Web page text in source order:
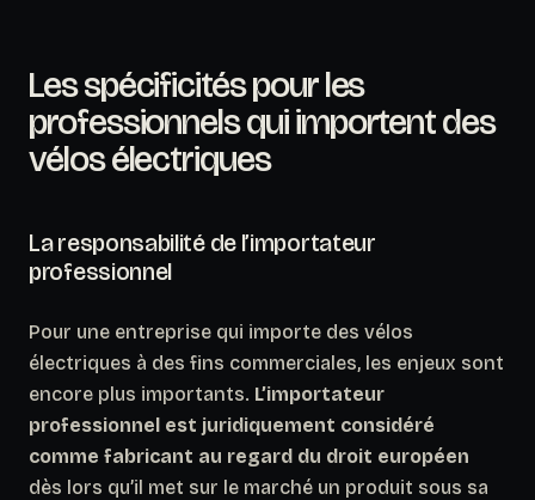
Les spécificités pour les
professionnels qui importent des
vélos électriques
La responsabilité de l’importateur
professionnel
Pour une entreprise qui importe des vélos
électriques à des fins commerciales, les enjeux sont
encore plus importants. L’importateur
professionnel est juridiquement considéré
comme fabricant au regard du droit européen
dès lors qu’il met sur le marché un produit sous sa